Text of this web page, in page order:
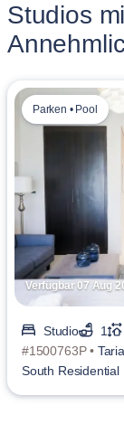
Studios
Verfügbar 07 Aug
Parken • Pool
Studio 1
#1500763P •
South Residential